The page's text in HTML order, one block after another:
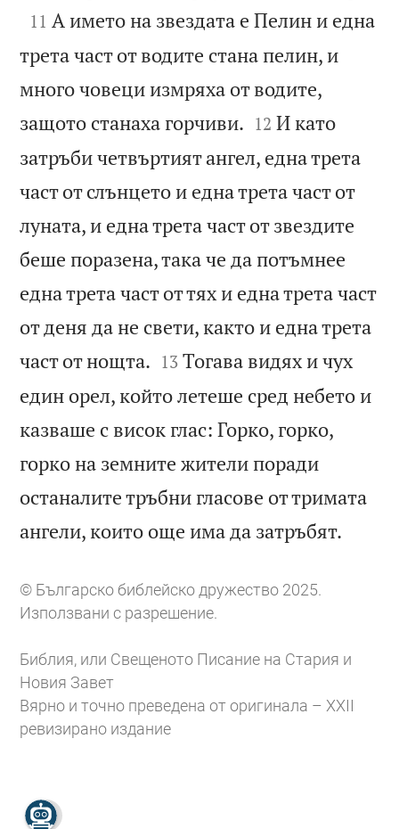

11 А името на звездата е Пелин и една
трета част от водите стана пелин, и
много човеци измряха от водите,
защото станаха горчиви. 

12 И като
затръби четвъртият ангел, една трета
част от слънцето и една трета част от
луната, и една трета част от звездите
беше поразена, така че да потъмнее
една трета част от тях и една трета част
от деня да не свети, както и една трета
част от нощта. 

13 Тогава видях и чух
един орел, който летеше сред небето и
казваше с висок глас: Горко, горко,
горко на земните жители поради
останалите тръбни гласове от тримата
ангели, които още има да затръбят.
© Българско библейско дружество 2025.
Използвани с разрешение.
Библия, или Свещеното Писание на Стария и
Новия Завет
Вярно и точно преведена от оригинала – XXII
ревизирано издание